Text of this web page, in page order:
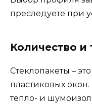
преследуете при
Количество и
Стеклопакеты –
пластиковых
тепло- и